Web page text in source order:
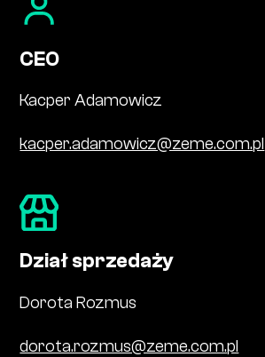
CEO
Kacper Adamowicz
kacper.adamowicz@zeme.com.pl
Dział sprzedaży
Dorota Rozmus
dorota.rozmus@zeme.com.pl